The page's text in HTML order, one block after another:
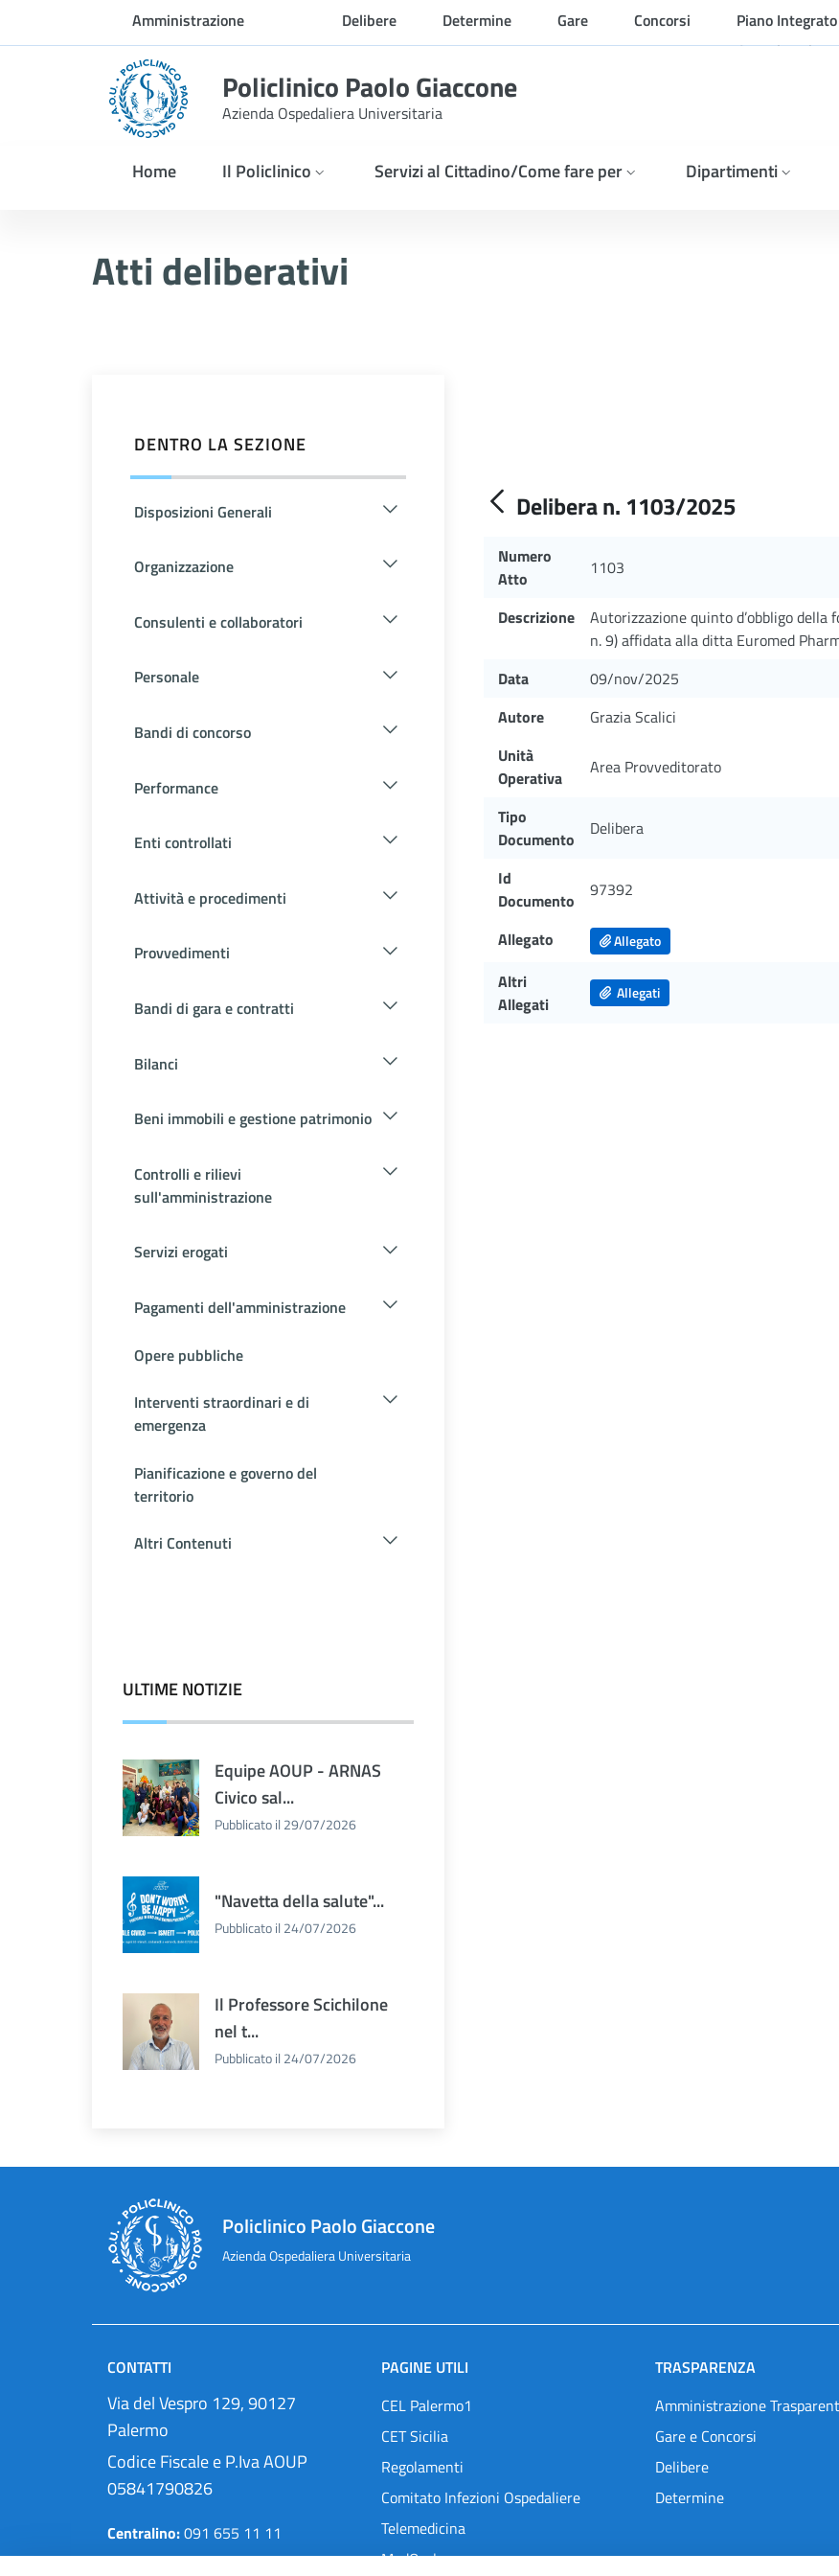
Skip to Main ContentAmministrazione
trasparente
Delibere Determine Gare Concorsi
Piano
Organizzazione
Policlinico Paolo Giaccone
Azienda Ospedaliera Universitaria
Home Il Policlinico Servizi al Cittadino/Come fare per Dipartimenti
Atti deliberativi
DENTRO LA SEZIONE
Disposizioni Generali
Organizzazione
Consulenti e collaboratori
Personale
Bandi di concorso
Performance
Enti controllati
Attività e procedimenti
Provvedimenti
Bandi di gara e contratti
Bilanci
Beni immobili e gestione patrimonio
Controlli e rilievi
sull'amministrazione
Servizi erogati
Pagamenti dell'amministrazione
Opere pubbliche
Interventi straordinari e di
emergenza
Pianificazione e governo del
territorio
Altri Contenuti
ULTIME NOTIZIE
Equipe AOUP - ARNAS
Civico sal...
Pubblicato il 29/07/2026
"Navetta della salute"...
Pubblicato il 24/07/2026
Il Professore Scichilone
nel t...
Pubblicato il 24/07/2026
Delibera n. 1103/2025
Numero
Atto
1103
Descrizione
Autorizzazione quinto d’obbligo
n. 9) affidata alla ditta Euromed
Data
09/nov/2025
Autore
Grazia Scalici
Unità
Operativa
Area Provveditorato
Tipo
Documento
Delibera
Id
Documento
97392
Allegato Allegato
Altri
Allegati
Allegati
Policlinico Paolo Giaccone
Azienda Ospedaliera Universitaria
CONTATTI
Via del Vespro 129, 90127
Palermo
Codice Fiscale e P.Iva AOUP
05841790826
Centralino:091 655 11 11
Pec:protocollo@cert.policlinico.pa.it
PAGINE UTILI
CEL Palermo1
CET Sicilia
Regolamenti
Comitato Infezioni Ospedaliere
Telemedicina
MedOral
TRASPARENZA
Amministrazione
Gare e Concorsi
Delibere
Determine